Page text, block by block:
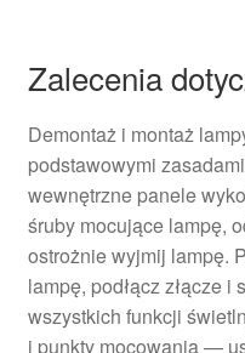
Zalecenia
Demontaż i montaż
podstawowymi
wewnętrzne panele
śruby mocujące lampę,
ostrożnie wyjmij lampę.
lampę, podłącz złącze
wszystkich funkcji
i punkty mocowania —